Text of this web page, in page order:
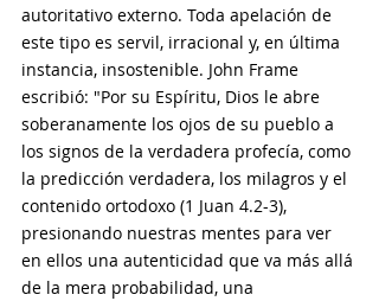
autoritativo externo. Toda apelación de
este tipo es servil, irracional y, en última
instancia, insostenible. John Frame
escribió: "Por su Espíritu, Dios le abre
soberanamente los ojos de su pueblo a
los signos de la verdadera profecía, como
la predicción verdadera, los milagros y el
contenido ortodoxo (1 Juan 4.2-3),
presionando nuestras mentes para ver
en ellos una autenticidad que va más allá
de la mera probabilidad, una